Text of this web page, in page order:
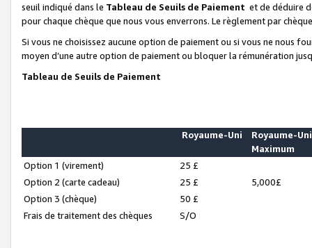
seuil indiqué dans le Tableau de Seuils de Paiement et de déduire
pour chaque chèque que nous vous enverrons. Le règlement par
Si vous ne choisissez aucune option de paiement ou si vous ne nous
moyen d’une autre option de paiement ou bloquer la rémunération
Tableau de Seuils de Paiement
Royaume-Uni
Royaume-Uni
Maximum
Option 1 (virement)
25 £
Option 2 (carte cadeau)
25 £
5,000£
Option 3 (chèque)
50 £
Frais de traitement des chèques
S/O